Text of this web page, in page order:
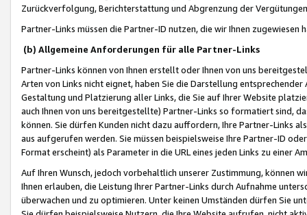
Zurückverfolgung, Berichterstattung und Abgrenzung der
Partner-Links müssen die Partner-ID nutzen, die wir Ihnen zugewiesen
(b) Allgemeine Anforderungen für alle Partner-Links
Partner-Links können von Ihnen erstellt oder Ihnen von uns
Arten von Links nicht eignet, haben Sie die Darstellung
Gestaltung und Platzierung aller Links, die Sie auf Ihrer Website
auch Ihnen von uns bereitgestellte) Partner-Links so formatiert sind,
können. Sie dürfen Kunden nicht dazu auffordern, Ihre Partner-Links
aus aufgerufen werden. Sie müssen beispielsweise Ihre Partner-ID
Format erscheint) als Parameter in die URL eines jeden Links zu einer
Auf Ihren Wunsch, jedoch vorbehaltlich unserer Zustimmung, können
Ihnen erlauben, die Leistung Ihrer Partner-Links durch Aufnahme
überwachen und zu optimieren. Unter keinen Umständen dürfen Sie